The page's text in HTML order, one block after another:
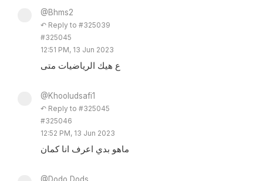
@Bhms2
↶ Reply to #325039
#325045
12:51 PM, 13 Jun 2023
ع هيك الرياضيات متى
@Khooludsafi1
↶ Reply to #325045
#325046
12:52 PM, 13 Jun 2023
ماهو بدي اعرف انا كمان